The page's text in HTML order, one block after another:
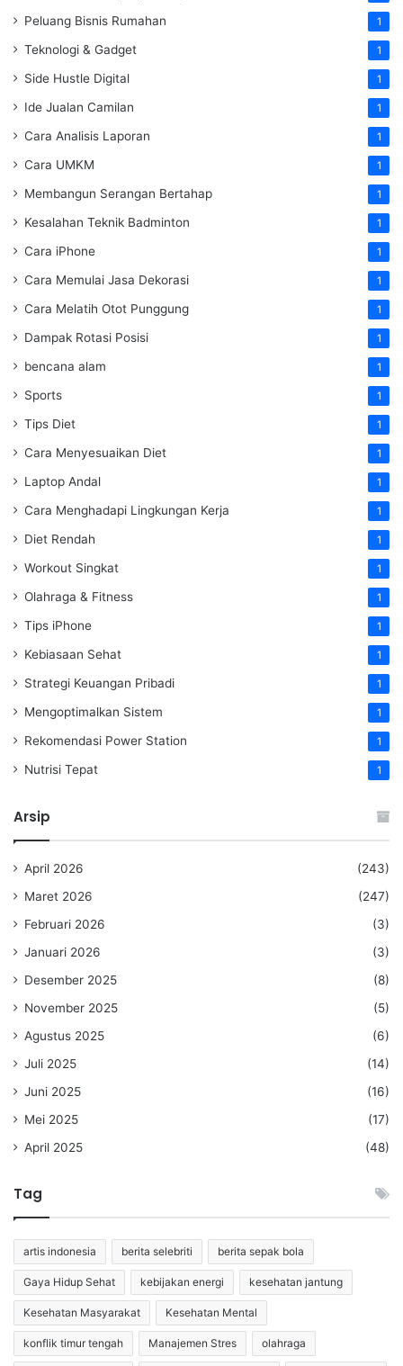
Peluang Bisnis Rumahan 1
Teknologi & Gadget 1
Side Hustle Digital 1
Ide Jualan Camilan 1
Cara Analisis Laporan 1
Cara UMKM 1
Membangun Serangan Bertahap 1
Kesalahan Teknik Badminton 1
Cara iPhone 1
Cara Memulai Jasa Dekorasi 1
Cara Melatih Otot Punggung 1
Dampak Rotasi Posisi 1
bencana alam 1
Sports 1
Tips Diet 1
Cara Menyesuaikan Diet 1
Laptop Andal 1
Cara Menghadapi Lingkungan Kerja 1
Diet Rendah 1
Workout Singkat 1
Olahraga & Fitness 1
Tips iPhone 1
Kebiasaan Sehat 1
Strategi Keuangan Pribadi 1
Mengoptimalkan Sistem 1
Rekomendasi Power Station 1
Nutrisi Tepat 1
Arsip
April 2026
(243)
Maret 2026
(247)
Februari 2026
(3)
Januari 2026
(3)
Desember 2025
(8)
November 2025
(5)
Agustus 2025
(6)
Juli 2025
(14)
Juni 2025
(16)
Mei 2025
(17)
April 2025
(48)
Tag
artis indonesia berita selebriti berita sepak bola
Gaya Hidup Sehat kebijakan energi kesehatan jantung
Kesehatan Masyarakat Kesehatan Mental
konflik timur tengah Manajemen Stres olahraga